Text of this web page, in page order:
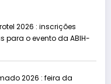
2026 : inscrições
para o evento da ABIH-
2026 : feira da